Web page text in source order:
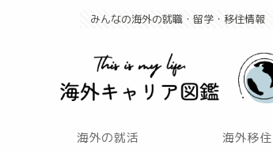
みんなの海外の就職・留学・移住情報
海外の就活 海外移住